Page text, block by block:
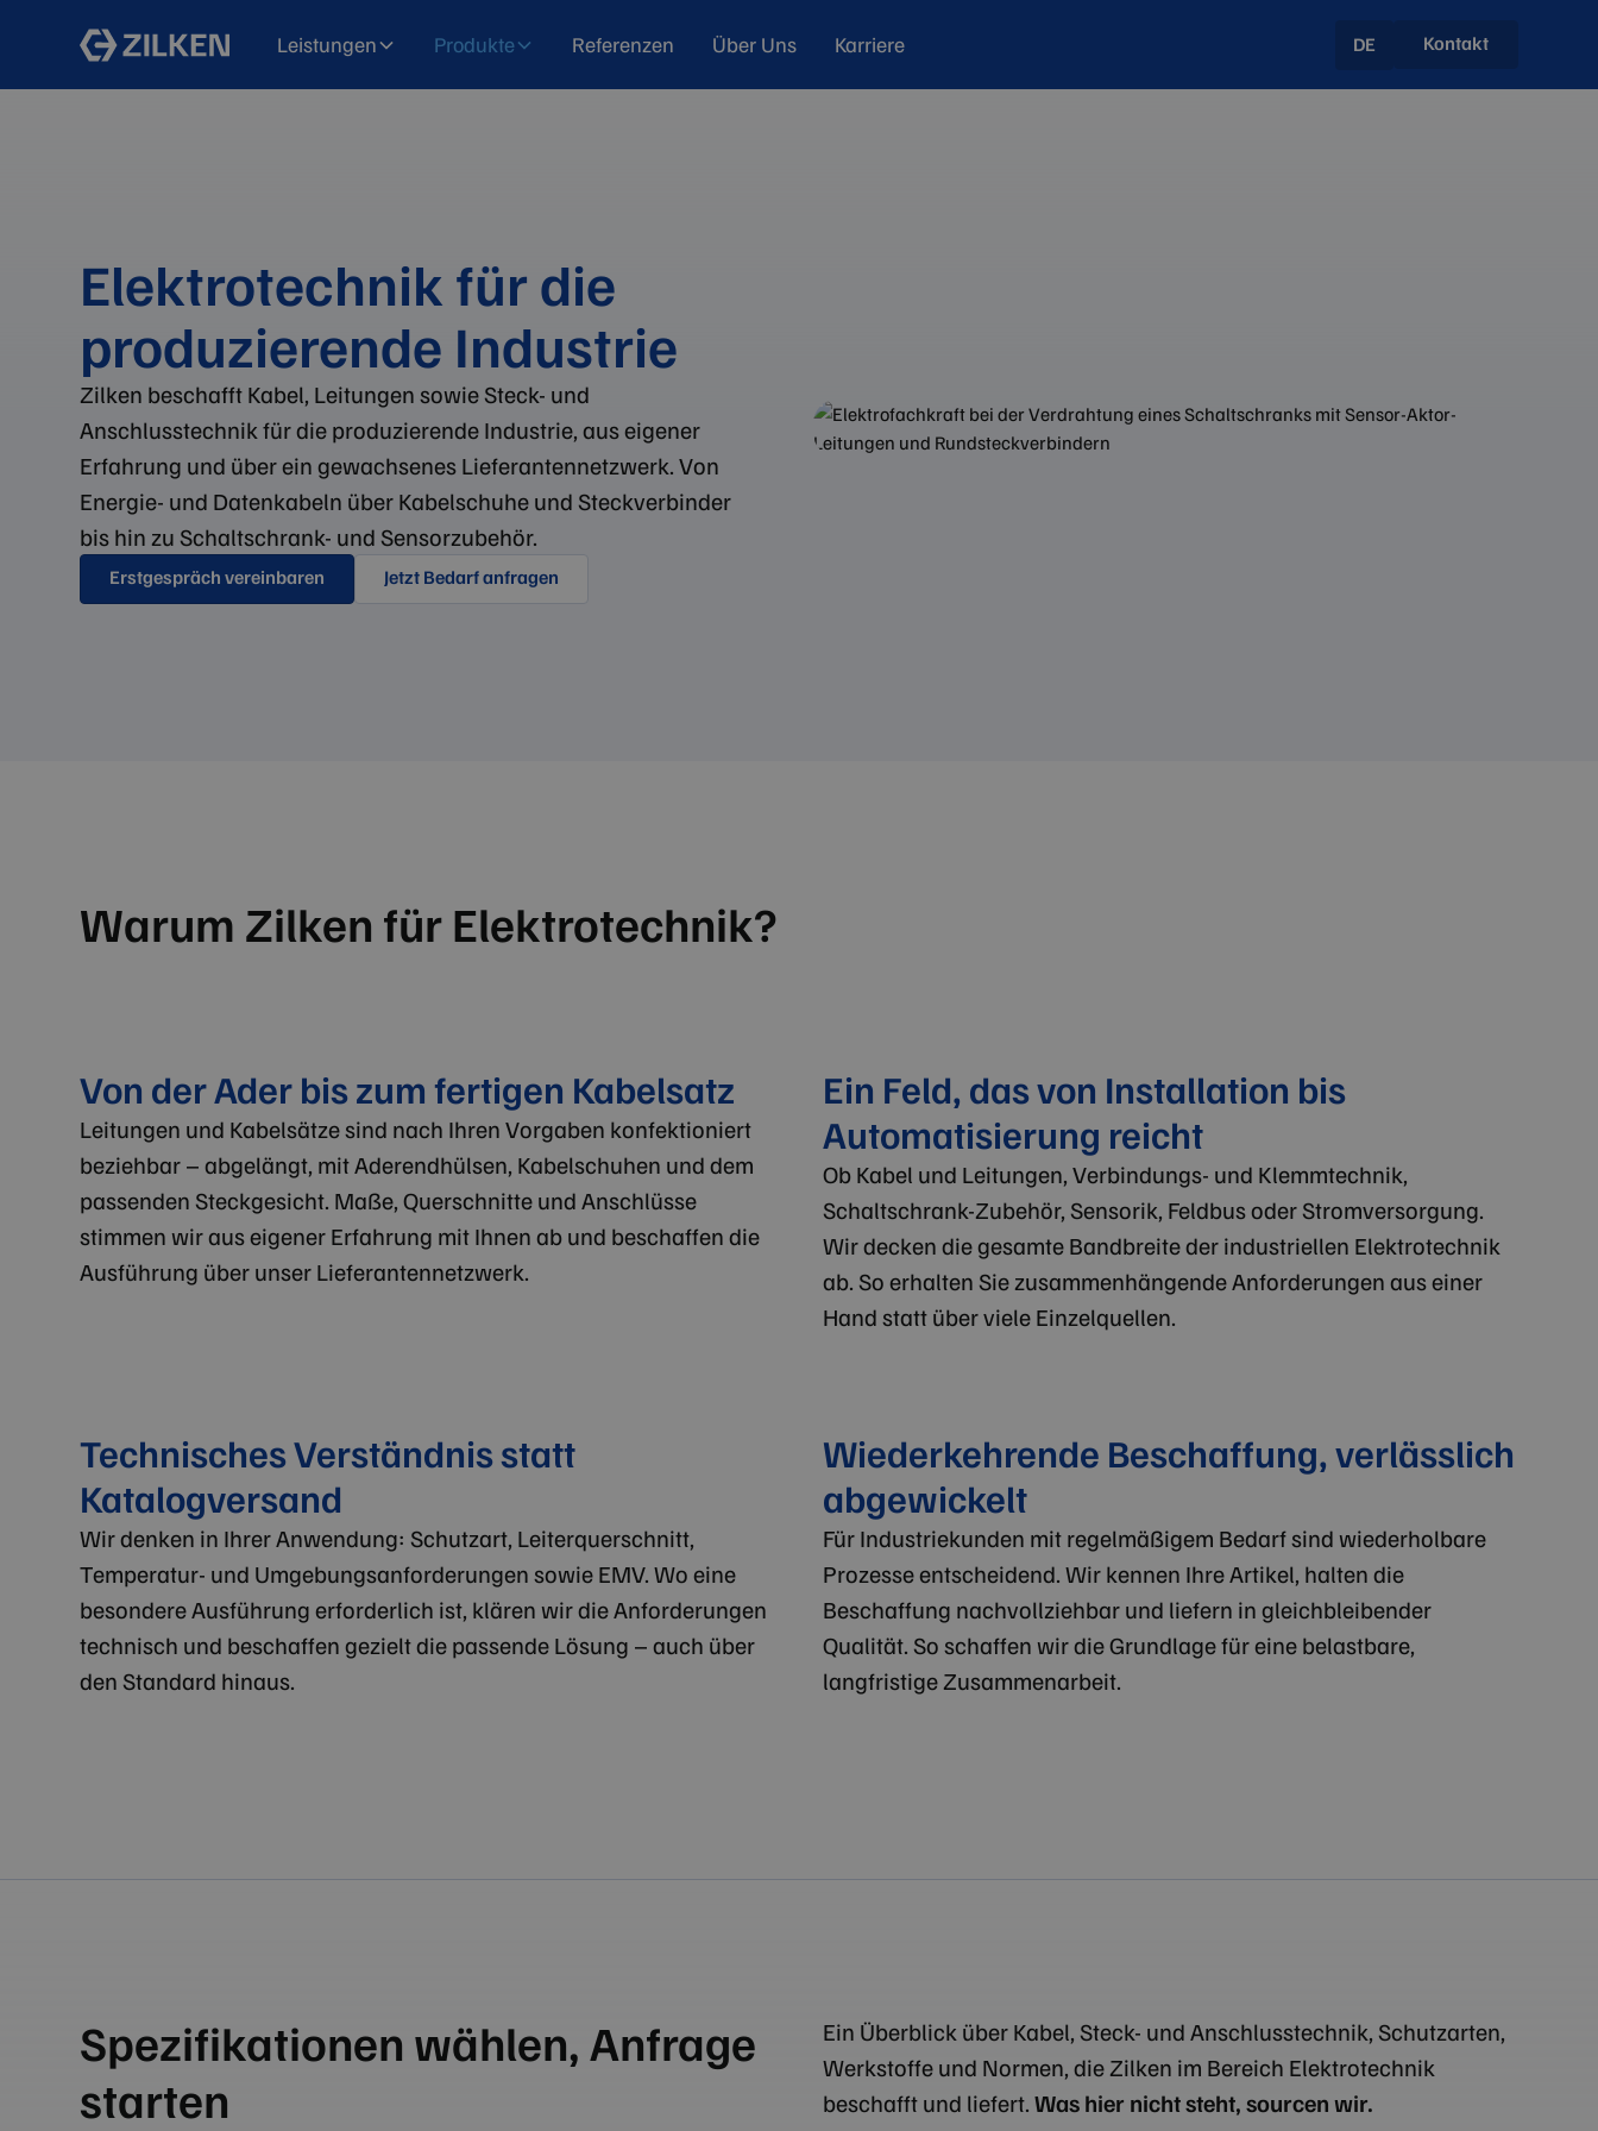
Leistungen Produkte Referenzen Über Uns Karriere DE Kontakt
Elektrotechnik für die
produzierende Industrie
Zilken beschafft Kabel, Leitungen sowie Steck- und
Anschlusstechnik für die produzierende Industrie, aus eigener
Erfahrung und über ein gewachsenes Lieferantennetzwerk. Von
Energie- und Datenkabeln über Kabelschuhe und Steckverbinder
bis hin zu Schaltschrank- und Sensorzubehör.
Erstgespräch vereinbaren Jetzt Bedarf anfragen
Warum Zilken für Elektrotechnik?
Von der Ader bis zum fertigen Kabelsatz
Leitungen und Kabelsätze sind nach Ihren Vorgaben konfektioniert
beziehbar – abgelängt, mit Aderendhülsen, Kabelschuhen und dem
passenden Steckgesicht. Maße, Querschnitte und Anschlüsse
stimmen wir aus eigener Erfahrung mit Ihnen ab und beschaffen die
Ausführung über unser Lieferantennetzwerk.
Ein Feld, das von Installation bis
Automatisierung reicht
Ob Kabel und Leitungen, Verbindungs- und Klemmtechnik,
Schaltschrank-Zubehör, Sensorik, Feldbus oder Stromversorgung.
Wir decken die gesamte Bandbreite der industriellen Elektrotechnik
ab. So erhalten Sie zusammenhängende Anforderungen aus einer
Hand statt über viele Einzelquellen.
Technisches Verständnis statt
Katalogversand
Wir denken in Ihrer Anwendung: Schutzart, Leiterquerschnitt,
Temperatur- und Umgebungsanforderungen sowie EMV. Wo eine
besondere Ausführung erforderlich ist, klären wir die Anforderungen
technisch und beschaffen gezielt die passende Lösung – auch über
den Standard hinaus.
Wiederkehrende Beschaffung, verlässlich
abgewickelt
Für Industriekunden mit regelmäßigem Bedarf sind wiederholbare
Prozesse entscheidend. Wir kennen Ihre Artikel, halten die
Beschaffung nachvollziehbar und liefern in gleichbleibender
Qualität. So schaffen wir die Grundlage für eine belastbare,
langfristige Zusammenarbeit.
Spezifikationen wählen, Anfrage
starten
Ein Überblick über Kabel, Steck- und Anschlusstechnik, Schutzarten,
Werkstoffe und Normen, die Zilken im Bereich Elektrotechnik
beschafft und liefert.Was hier nicht steht, sourcen wir.